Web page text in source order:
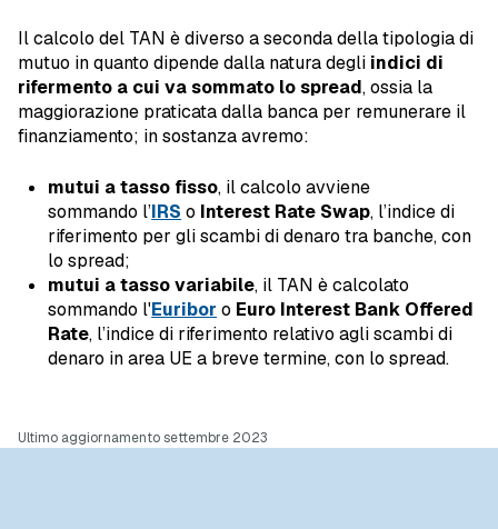
Il calcolo del TAN è diverso a seconda della tipologia di
mutuo in quanto dipende dalla natura degli indici di
rifermento a cui va sommato lo spread, ossia la
maggiorazione praticata dalla banca per remunerare il
finanziamento; in sostanza avremo:
mutui a tasso fisso, il calcolo avviene
sommando l’IRS o Interest Rate Swap, l’indice di
riferimento per gli scambi di denaro tra banche, con
lo spread;
mutui a tasso variabile, il TAN è calcolato
sommando l'Euribor o Euro Interest Bank Offered
Rate, l’indice di riferimento relativo agli scambi di
denaro in area UE a breve termine, con lo spread.
Ultimo aggiornamento settembre 2023